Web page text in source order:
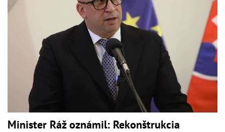
Minister Ráž oznámil: Rekonštrukcia